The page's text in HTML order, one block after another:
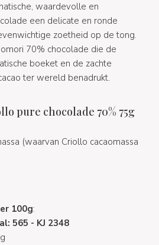
waardevolle en
een delicate en ronde
zoetheid op de tong.
70% chocolade die de
boeket en de zachte
ter wereld benadrukt.
pure chocolade 70% 75g
(waarvan Criollo cacaomassa
100g:
565 - KJ 2348